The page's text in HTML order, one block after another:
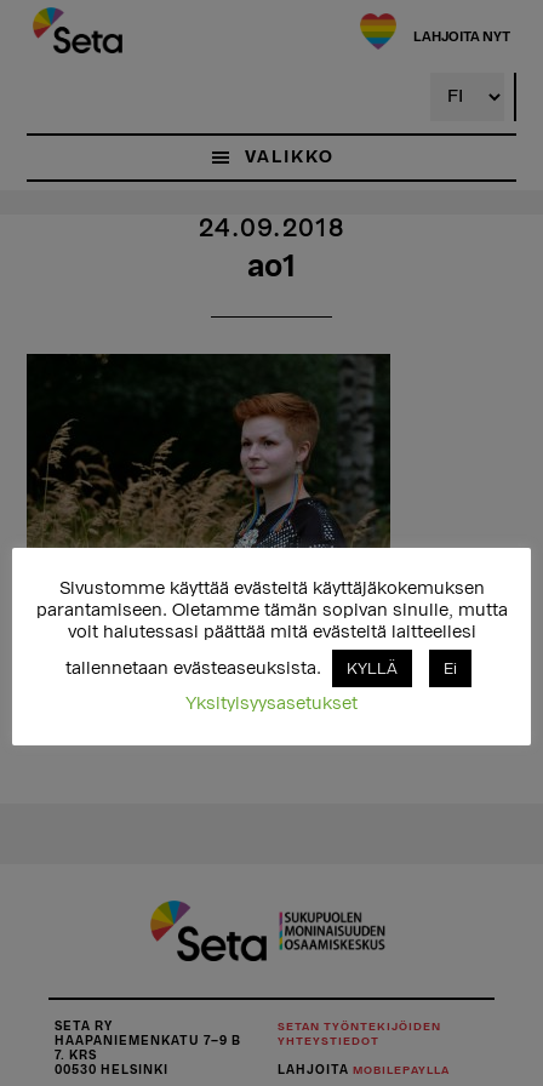
Hyppää
pääsisältöön
LAHJOITA NYT
VALIKKO
24.09.2018
ao1
SETA RY
HAAPANIEMENKATU 7–9 B
7. KRS
00530 HELSINKI
SETAN TYÖNTEKIJÖIDEN
YHTEYSTIEDOT
LAHJOITA MOBILEPAYLLA
Sivustomme käyttää evästeitä käyttäjäkokemuksen
parantamiseen. Oletamme tämän sopivan sinulle, mutta
voit halutessasi päättää mitä evästeitä laitteellesi
tallennetaan evästeaseuksista.
KYLLÄ Ei
Yksityisyysasetukset